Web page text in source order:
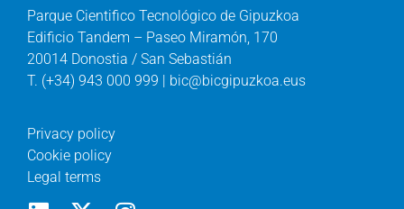
Parque Cientifico Tecnológico de Gipuzkoa
Edificio Tandem – Paseo Miramón, 170
20014 Donostia / San Sebastián
T. (+34) 943 000 999 | bic@bicgipuzkoa.eus
Privacy policy
Cookie policy
Legal terms